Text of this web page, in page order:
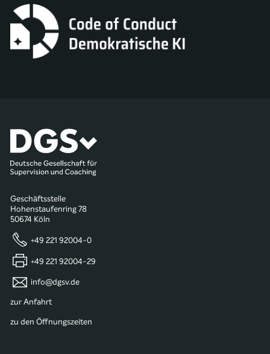
Geschäftsstelle
Hohenstaufenring 78
50674 Köln
+49 221 92004-0
+49 221 92004-29
info@dgsv.de
zur Anfahrt
zu den Öffnungszeiten